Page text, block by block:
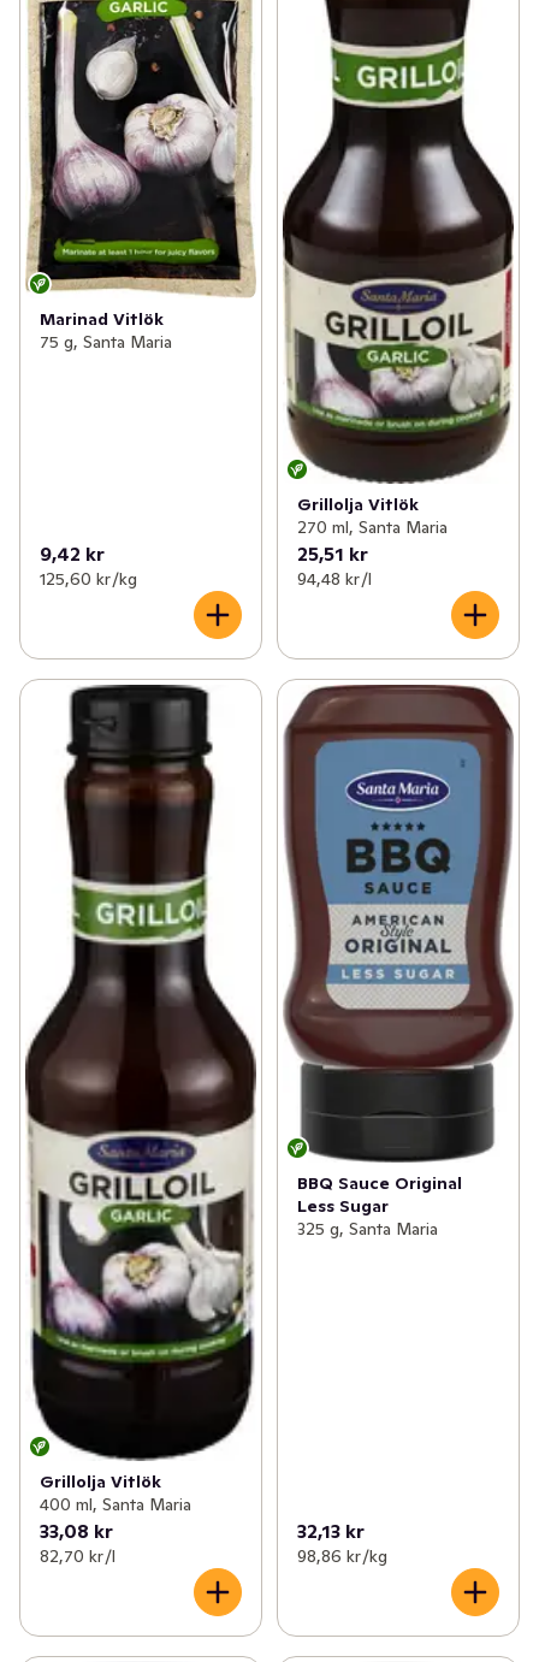
Marinad Vitlök
75 g, Santa Maria
9,42 kr
125,60 kr /kg
Grillolja Vitlök
270 ml, Santa Maria
25,51 kr
94,48 kr /l
Grillolja Vitlök
400 ml, Santa Maria
33,08 kr
82,70 kr /l
BBQ Sauce Original
Less Sugar
325 g, Santa Maria
32,13 kr
98,86 kr /kg